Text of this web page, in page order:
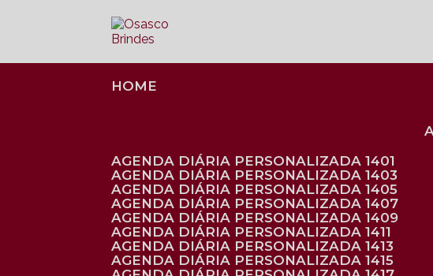
HOME
AGENDA DIÁRIA PERSONALIZADA 1401
AGENDA DIÁRIA PERSONALIZADA 1403
AGENDA DIÁRIA PERSONALIZADA 1405
AGENDA DIÁRIA PERSONALIZADA 1407
AGENDA DIÁRIA PERSONALIZADA 1409
AGENDA DIÁRIA PERSONALIZADA 1411
AGENDA DIÁRIA PERSONALIZADA 1413
AGENDA DIÁRIA PERSONALIZADA 1415